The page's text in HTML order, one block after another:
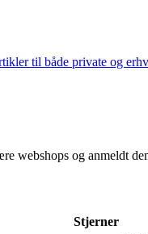
til både private og
webshops og anmeldt
Stjerner